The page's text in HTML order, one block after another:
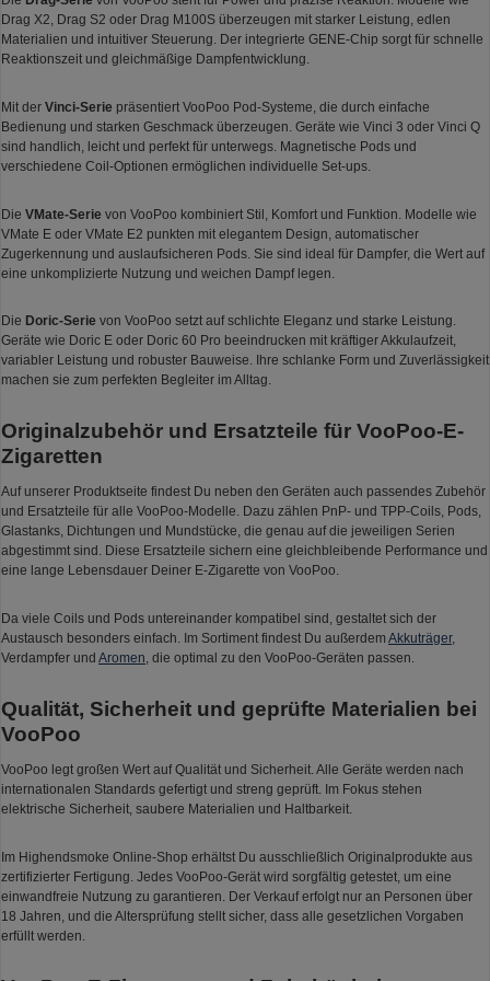
Drag X2, Drag S2 oder Drag M100S überzeugen mit starker Leistung, edlen
Materialien und intuitiver Steuerung. Der integrierte GENE-Chip sorgt für schnelle
Reaktionszeit und gleichmäßige Dampfentwicklung.
Mit der Vinci-Serie präsentiert VooPoo Pod-Systeme, die durch einfache
Bedienung und starken Geschmack überzeugen. Geräte wie Vinci 3 oder Vinci Q
sind handlich, leicht und perfekt für unterwegs. Magnetische Pods und
verschiedene Coil-Optionen ermöglichen individuelle Set-ups.
Die VMate-Serie von VooPoo kombiniert Stil, Komfort und Funktion. Modelle wie
VMate E oder VMate E2 punkten mit elegantem Design, automatischer
Zugerkennung und auslaufsicheren Pods. Sie sind ideal für Dampfer, die Wert auf
eine unkomplizierte Nutzung und weichen Dampf legen.
Die Doric-Serie von VooPoo setzt auf schlichte Eleganz und starke Leistung.
Geräte wie Doric E oder Doric 60 Pro beeindrucken mit kräftiger Akkulaufzeit,
variabler Leistung und robuster Bauweise. Ihre schlanke Form und Zuverlässigkeit
machen sie zum perfekten Begleiter im Alltag.
Originalzubehör und Ersatzteile für VooPoo-E-
Zigaretten
Auf unserer Produktseite findest Du neben den Geräten auch passendes Zubehör
und Ersatzteile für alle VooPoo-Modelle. Dazu zählen PnP- und TPP-Coils, Pods,
Glastanks, Dichtungen und Mundstücke, die genau auf die jeweiligen Serien
abgestimmt sind. Diese Ersatzteile sichern eine gleichbleibende Performance und
eine lange Lebensdauer Deiner E-Zigarette von VooPoo.
Da viele Coils und Pods untereinander kompatibel sind, gestaltet sich der
Austausch besonders einfach. Im Sortiment findest Du außerdem Akkuträger,
Verdampfer und Aromen, die optimal zu den VooPoo-Geräten passen.
Qualität, Sicherheit und geprüfte Materialien bei
VooPoo
VooPoo legt großen Wert auf Qualität und Sicherheit. Alle Geräte werden nach
internationalen Standards gefertigt und streng geprüft. Im Fokus stehen
elektrische Sicherheit, saubere Materialien und Haltbarkeit.
Im Highendsmoke Online-Shop erhältst Du ausschließlich Originalprodukte aus
zertifizierter Fertigung. Jedes VooPoo-Gerät wird sorgfältig getestet, um eine
einwandfreie Nutzung zu garantieren. Der Verkauf erfolgt nur an Personen über
18 Jahren, und die Altersprüfung stellt sicher, dass alle gesetzlichen Vorgaben
erfüllt werden.